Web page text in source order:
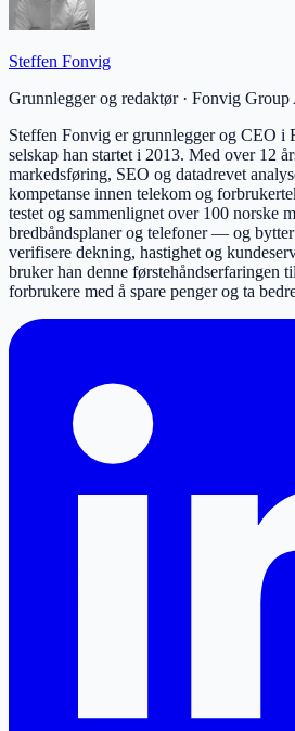
Steffen Fonvig
Grunnlegger og redaktør· Fonvig Group
Steffen Fonvig er grunnlegger og CEO i
selskap han startet i 2013. Med over 12
markedsføring, SEO og datadrevet
kompetanse innen telekom og
testet og sammenlignet over 100 norske
bredbåndsplaner og telefoner — og
verifisere dekning, hastighet og
bruker han denne førstehåndserfaringen
forbrukere med å spare penger og ta